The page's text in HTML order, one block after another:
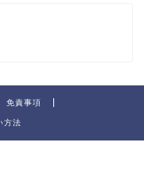
免責事項
法